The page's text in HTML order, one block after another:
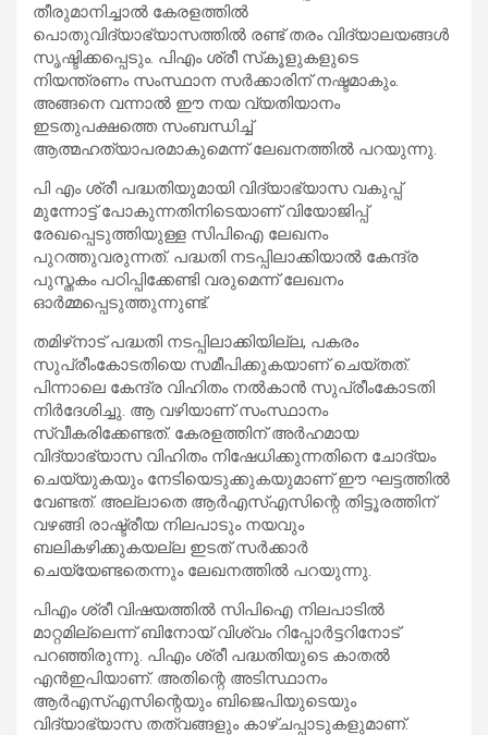
തീരുമാനിച്ചാൽ കേരളത്തിൽ
പൊതുവിദ്യാഭ്യാസത്തിൽ രണ്ട് തരം വിദ്യാലയങ്ങൾ
സൃഷ്ടിക്കപ്പെടും. പിഎം ശ്രീ സ്‌കൂളുകളുടെ
നിയന്ത്രണം സംസ്ഥാന സർക്കാരിന് നഷ്ടമാകും.
അങ്ങനെ വന്നാൽ ഈ നയ വ്യതിയാനം
ഇടതുപക്ഷത്തെ സംബന്ധിച്ച്
ആത്മഹത്യാപരമാകുമെന്ന് ലേഖനത്തിൽ പറയുന്നു.
പി എം ശ്രീ പദ്ധതിയുമായി വിദ്യാഭ്യാസ വകുപ്പ്
മുന്നോട്ട് പോകുന്നതിനിടെയാണ് വിയോജിപ്പ്
രേഖപ്പെടുത്തിയുള്ള സിപിഐ ലേഖനം
പുറത്തുവരുന്നത്. പദ്ധതി നടപ്പിലാക്കിയാൽ കേന്ദ്ര
പുസ്തകം പഠിപ്പിക്കേണ്ടി വരുമെന്ന് ലേഖനം
ഓർമ്മപ്പെടുത്തുന്നുണ്ട്.
തമിഴ്‌നാട് പദ്ധതി നടപ്പിലാക്കിയില്ല, പകരം
സുപ്രീംകോടതിയെ സമീപിക്കുകയാണ് ചെയ്തത്.
പിന്നാലെ കേന്ദ്ര വിഹിതം നൽകാൻ സുപ്രീംകോടതി
നിർദേശിച്ചു. ആ വഴിയാണ് സംസ്ഥാനം
സ്വീകരിക്കേണ്ടത്. കേരളത്തിന് അർഹമായ
വിദ്യാഭ്യാസ വിഹിതം നിഷേധിക്കുന്നതിനെ ചോദ്യം
ചെയ്യുകയും നേടിയെടുക്കുകയുമാണ് ഈ ഘട്ടത്തിൽ
വേണ്ടത്. അല്ലാതെ ആർഎസ്എസിന്റെ തിട്ടൂരത്തിന്
വഴങ്ങി രാഷ്ട്രീയ നിലപാടും നയവും
ബലികഴിക്കുകയല്ല ഇടത് സർക്കാർ
ചെയ്യേണ്ടതെന്നും ലേഖനത്തിൽ പറയുന്നു.
പിഎം ശ്രീ വിഷയത്തിൽ സിപിഐ നിലപാടിൽ
മാറ്റമില്ലെന്ന് ബിനോയ് വിശ്വം റിപ്പോർട്ടറിനോട്
പറഞ്ഞിരുന്നു. പിഎം ശ്രീ പദ്ധതിയുടെ കാതൽ
എൻഇപിയാണ്. അതിന്റെ അടിസ്ഥാനം
ആർഎസ്എസിന്റെയും ബിജെപിയുടെയും
വിദ്യാഭ്യാസ തത്വങ്ങളും കാഴ്ചപ്പാടുകളുമാണ്.